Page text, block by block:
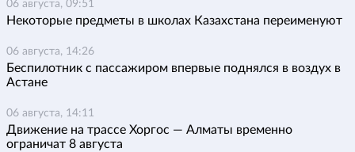
06 августа, 09:51
Некоторые предметы в школах Казахстана переименуют
06 августа, 14:26
Беспилотник с пассажиром впервые поднялся в воздух в
Астане
06 августа, 14:11
Движение на трассе Хоргос — Алматы временно
ограничат 8 августа